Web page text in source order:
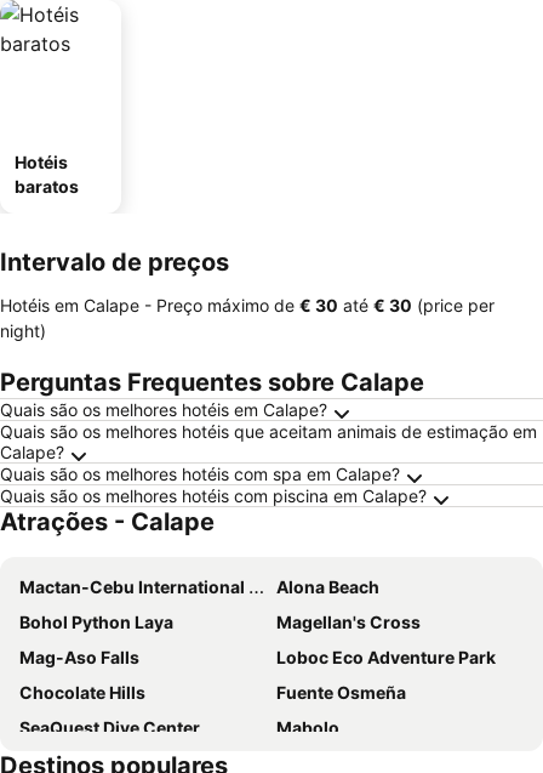
Hotéis
baratos
Intervalo de preços
Hotéis em Calape - Preço máximo de ‎€ 30 até ‎€ 30 (price per
night)
Perguntas Frequentes sobre Calape
Quais são os melhores hotéis em Calape?
Quais são os melhores hotéis que aceitam animais de estimação em
Calape?
Quais são os melhores hotéis com spa em Calape?
Quais são os melhores hotéis com piscina em Calape?
Atrações - Calape
Mactan-Cebu International Airport
Alona Beach
Bohol Python Laya
Magellan's Cross
Mag-Aso Falls
Loboc Eco Adventure Park
Chocolate Hills
Fuente Osmeña
SeaQuest Dive Center
Mabolo
Destinos populares